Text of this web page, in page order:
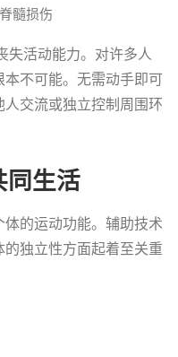
髓损伤
失活动能力。对许多人
不可能。无需动手即可
交流或独立控制周围环
同生活
的运动功能。辅助技术
独立性方面起着至关重